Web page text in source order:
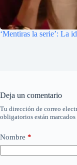
‘Mentiras la serie’: La
Deja un comentario
Tu dirección de correo
obligatorios están marcados
Nombre *